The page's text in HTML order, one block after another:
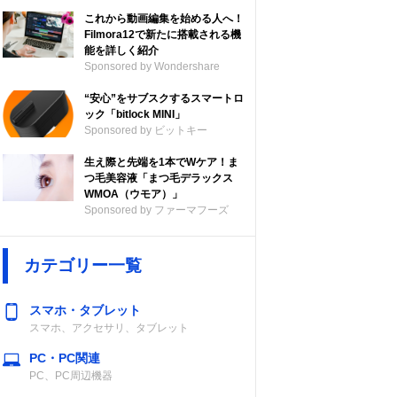
これから動画編集を始める人へ！
Filmora12で新たに搭載される機
能を詳しく紹介
Sponsored by Wondershare
“安心”をサブスクするスマートロ
ック「bitlock MINI」
Sponsored by ビットキー
生え際と先端を1本でWケア！ま
つ毛美容液「まつ毛デラックス
WMOA（ウモア）」
Sponsored by ファーマフーズ
カテゴリー一覧
スマホ・タブレット
スマホ、アクセサリ、タブレット
PC・PC関連
PC、PC周辺機器